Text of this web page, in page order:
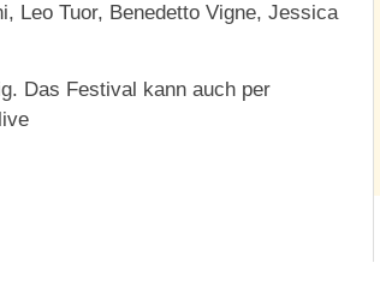
Leo Tuor, Benedetto Vigne, Jessica
Das Festival kann auch per